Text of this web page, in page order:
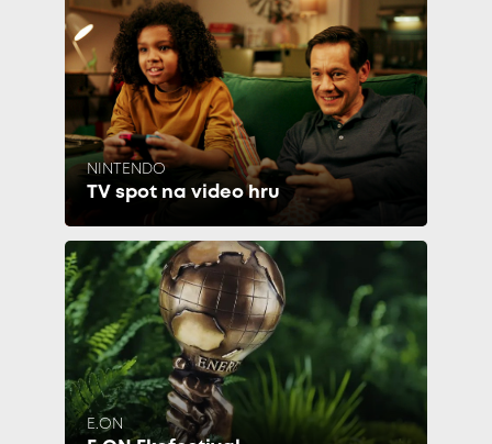
NINTENDO
TV spot na video hru
E.ON